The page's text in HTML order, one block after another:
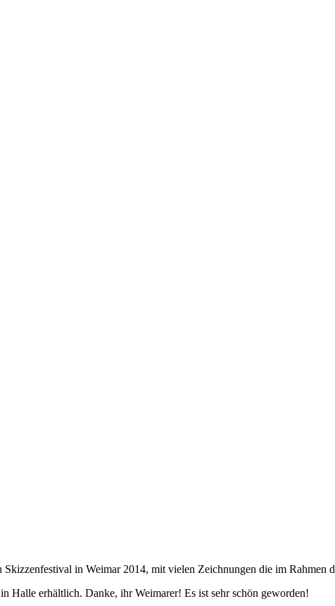
in Weimar 2014, mit vielen Zeichnungen die im Rahmen
Halle erhältlich. Danke, ihr Weimarer! Es ist sehr schön geworden!